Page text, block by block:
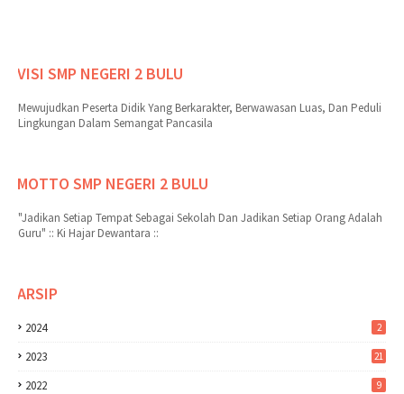
VISI SMP NEGERI 2 BULU
Mewujudkan Peserta Didik Yang Berkarakter, Berwawasan Luas, Dan Peduli
Lingkungan Dalam Semangat Pancasila
MOTTO SMP NEGERI 2 BULU
"Jadikan Setiap Tempat Sebagai Sekolah Dan Jadikan Setiap Orang Adalah
Guru" :: Ki Hajar Dewantara ::
ARSIP
2024 2
2023 21
2022 9